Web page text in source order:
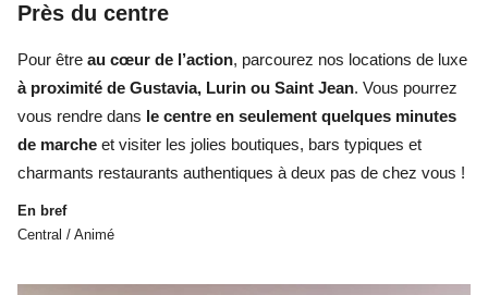
Près du centre
Pour être au cœur de l’action, parcourez nos locations de luxe
à proximité de Gustavia, Lurin ou Saint Jean. Vous pourrez
vous rendre dans le centre en seulement quelques minutes
de marche et visiter les jolies boutiques, bars typiques et
charmants restaurants authentiques à deux pas de chez vous !
En bref
Central / Animé